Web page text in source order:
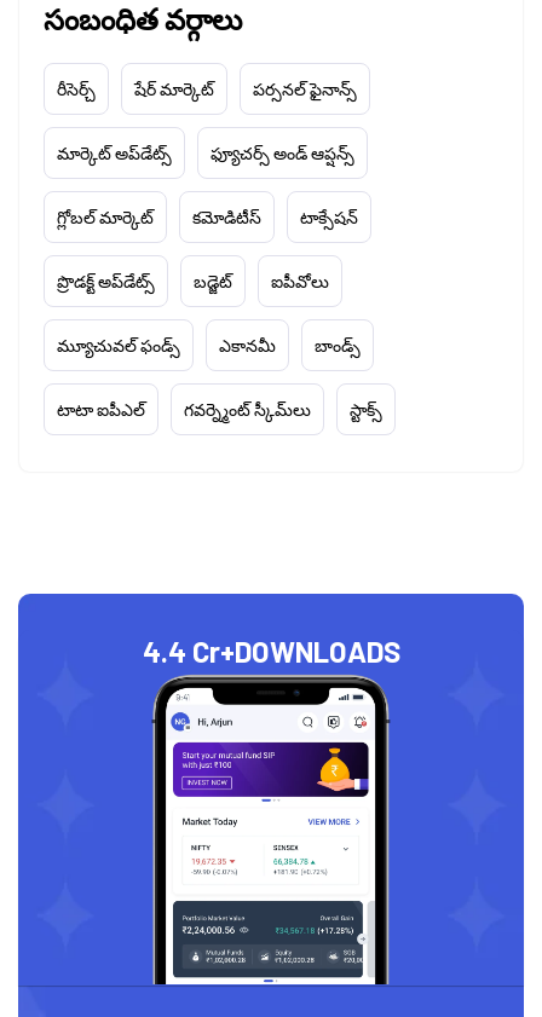
సంబంధిత వర్గాలు
రీసెర్చ్ షేర్ మార్కెట్ పర్సనల్ ఫైనాన్స్
మార్కెట్ అప్‌డేట్స్ ఫ్యూచర్స్ అండ్ ఆప్షన్స్
గ్లోబల్ మార్కెట్ కమోడిటీస్ టాక్సేషన్
ప్రొడక్ట్ అప్‌డేట్స్ బడ్జెట్ ఐపీవోలు
మ్యూచువల్ ఫండ్స్ ఎకానమీ బాండ్స్
టాటా ఐపీఎల్ గవర్న్మెంట్ స్కీమ్‌లు స్టాక్స్
4.4 Cr+DOWNLOADS